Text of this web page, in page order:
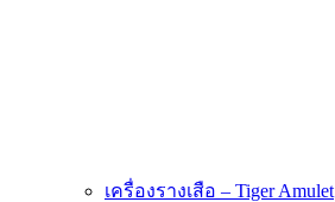
เครื่องรางเสือ – Tiger Amulet